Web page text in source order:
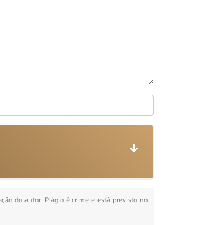
do autor. Plágio é crime e está previsto no